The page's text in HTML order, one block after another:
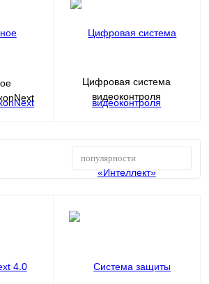
Цифровая система
видеоконтроля
«Интеллект»
популярности